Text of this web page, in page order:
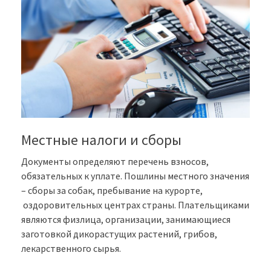
Местные налоги и сборы
Документы определяют перечень взносов,
обязательных к уплате. Пошлины местного значения
– сборы за собак, пребывание на курорте,
оздоровительных центрах страны. Плательщиками
являются физлица, организации, занимающиеся
заготовкой дикорастущих растений, грибов,
лекарственного сырья.